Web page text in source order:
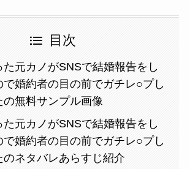
目次
た元カノがSNSで結婚報告をし
で婚約者の目の前でガチレ○プし
の無料サンプル画像
た元カノがSNSで結婚報告をし
で婚約者の目の前でガチレ○プし
のネタバレあらすじ紹介